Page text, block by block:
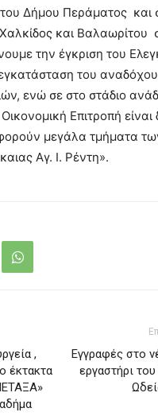
του Δήμου Περάματος και
και Βαλαωρίτου
την έγκριση του
του
ενώ σε στο στάδιο
Επιτροπή είναι
μεγάλα τμήματα
Αγ. Ι. Ρέντη».
,
έκτακτα
Εγγραφές στο
εργαστήρι